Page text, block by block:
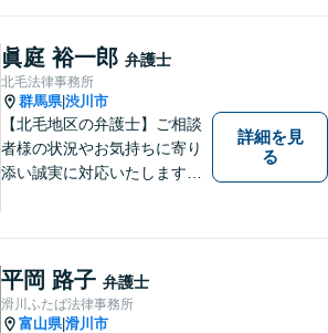
士】相談にいらっしゃるお一
人お一人の不安や悩みをしっ
かり受け止め、丁寧な対応を
心がけます。お気軽にご相談
ください。
眞庭 裕一郎 弁護士
北毛法律事務所
群馬県|渋川市
【北毛地区の弁護士】ご相談
者様の状況やお気持ちに寄り
添い誠実に対応いたします。
対応します
詳細を見
る
平岡 路子 弁護士
滑川ふたば法律事務所
富山県|滑川市